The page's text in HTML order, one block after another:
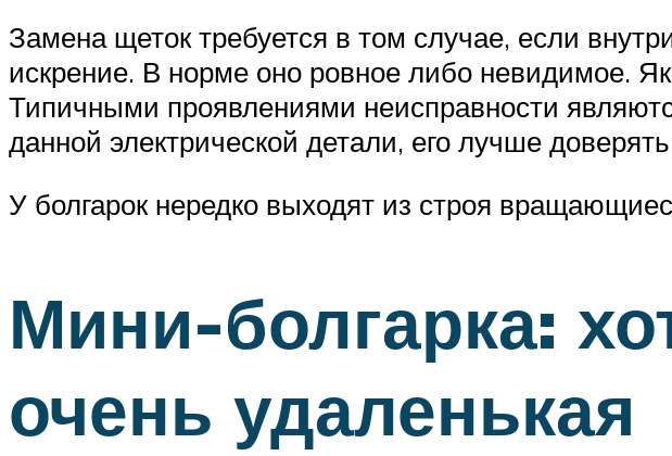
Замена щеток требуется в том случае, если
искрение. В норме оно ровное либо невидимое.
Типичными проявлениями неисправности
данной электрической детали, его лучше
У болгарок нередко выходят из строя
Мини-болгарка:
очень удаленькая